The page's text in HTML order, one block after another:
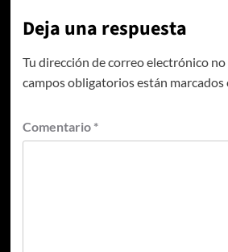
Deja una respuesta
Tu dirección de correo electrónico no
campos obligatorios están marcados
Comentario *